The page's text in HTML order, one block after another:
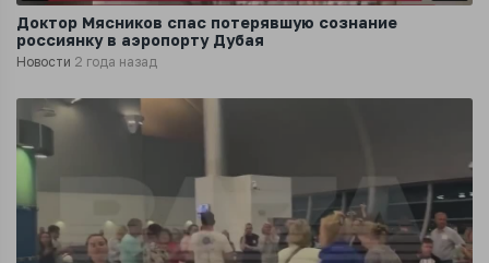
Доктор Мясников спас потерявшую сознание
россиянку в аэропорту Дубая
Новости 2 года назад